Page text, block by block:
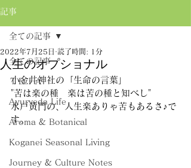
記事
全ての記事
ＴＲＩＡ
Ayurveda Life
Aroma & Botanical
Koganei Seasonal Living
Journey & Culture Notes
全ての記事
人生のオプショナル
2022年7月25日 読了時間: 1分
小金井神社の「生命の言葉」
"苦は楽の種　楽は苦の種と知べし"
水戸黄門の、人生楽ありゃ苦もあるさ♪で
す。